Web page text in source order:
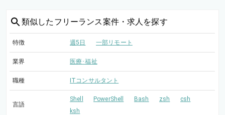
類似した フリーランス案件・求人を探す
特徴 週5日 一部リモート
業界 医療･福祉
職種 ITコンサルタント
言語
Shell PowerShell Bash zsh
csh
ksh